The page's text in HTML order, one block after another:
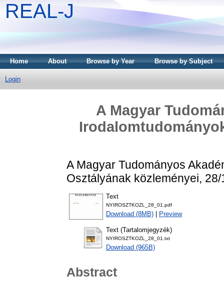
REAL-J
Home About Browse by Year Browse by Subject
Login
A Magyar
A Magyar Tudományos
Osztályának közleményei,
Text
NYIROSZTKOZL_28_01.pdf
Download (8MB) Preview
Text (Tartalomjegyzék)
NYIROSZTKOZL_28_01.txt
Download (965B)
Abstract